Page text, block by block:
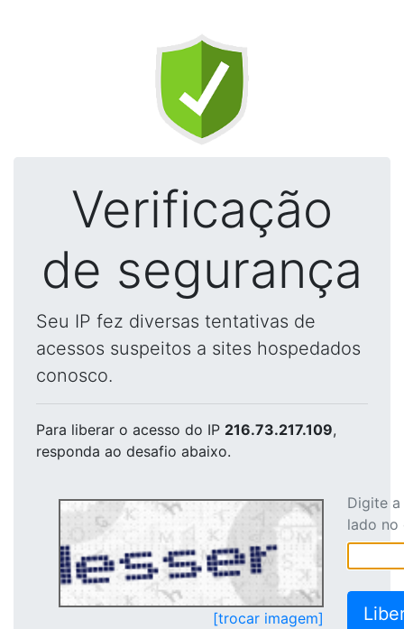
Verificação
de segurança
Seu IP fez diversas tentativas de
acessos suspeitos a sites hospedados
conosco.
Para liberar o acesso do IP 216.73.217.109,
responda ao desafio abaixo.
[trocar imagem]
Digite
lado no